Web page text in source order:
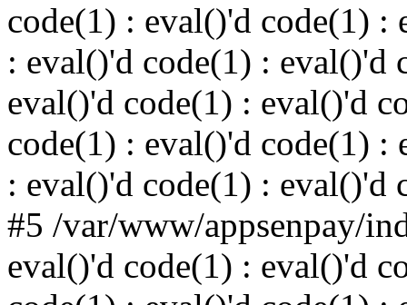
code(1) : eval()'d code(1) :
: eval()'d code(1) : eval()'d
eval()'d code(1) : eval()'d
code(1) : eval()'d code(1) :
: eval()'d code(1) : eval()'d
#5 /var/www/appsenpay/
eval()'d code(1) : eval()'d